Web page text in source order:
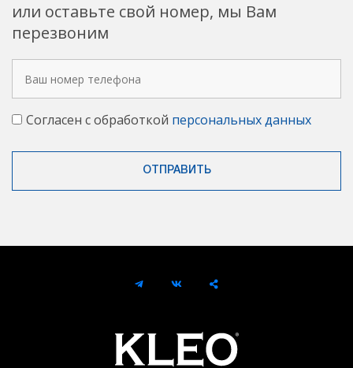
или оставьте свой номер, мы Вам
перезвоним
Согласен с обработкой персональных данных